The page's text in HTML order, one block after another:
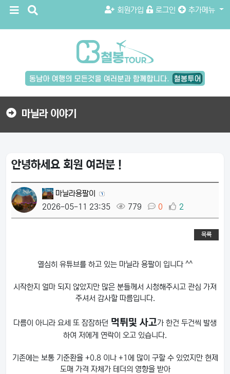
메
버
검
버
회원가입 로그인 추가메뉴
버
튼
마닐라 이야기
안녕하세요 회원 여러분 !
마닐라용팔이
2026-05-11 23:35
779 0 2
목록
열심히 유튜브를 하고 있는 마닐라 용팔이 입니다 ^^
시작한지 얼마 되지 않았지만 많은 분들께서 시청해주시고 관심 가져
주셔서 감사할 따름입니다.
다름이 아니라 요세 또 잠잠하던 먹튀및 사고가 한건 두건씩 발생
하여 저에게 연락이 오고 있습니다.
기존에는 보통 기준환율 +0.8 이나 +1에 많이 구할 수 있었지만 현제
도매 가격 자체가 테더의 영향을 받아